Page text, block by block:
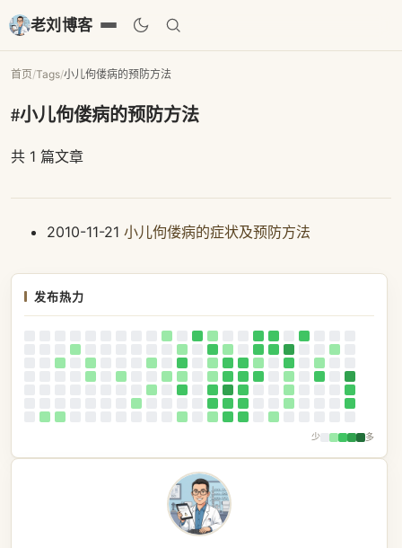
老刘博客
首页/Tags/小儿佝偻病的预防方法
#小儿佝偻病的预防方法
共 1 篇文章
2010-11-21 小儿佝偻病的症状及预防方法
发布热力
少 多